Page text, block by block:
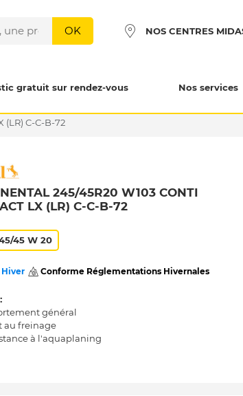
OK NOS CENTRES
gratuit sur rendez-vous Nos services
(LR) C-C-B-72
245/45R20 W103 CONTI
LX (LR) C-C-B-72
45 W 20
Hiver Conforme Réglementations Hivernales
général
au freinage
à l'aquaplaning